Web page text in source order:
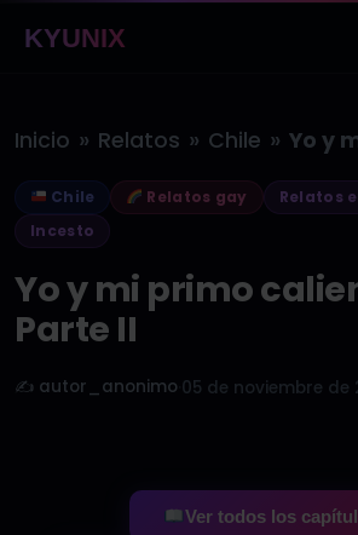
KYUNIX
Inicio » Relatos » Chile »
Chile Relatos gay
Relatos
Incesto
Yo y mi primo
Parte II
✍️ autor_anonimo 05 de noviembre de
Ver todos los